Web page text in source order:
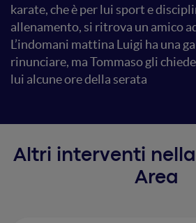
karate, che è per lui sport e
allenamento, si ritrova un amico
L’indomani mattina Luigi ha una
rinunciare, ma Tommaso gli
lui alcune ore della serata
Altri interventi
Area